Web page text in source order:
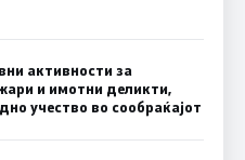
активности за
и имотни деликти,
учество во сообраќајот